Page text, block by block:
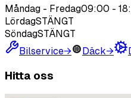
Måndag - Fredag09:00 -
LördagSTÄNGT
SöndagSTÄNGT
Bilservice→ Däck→
Hitta oss